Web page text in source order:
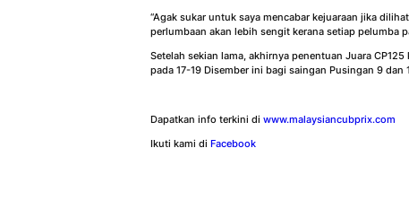
“Agak sukar untuk saya mencabar kejuaraan jika
perlumbaan akan lebih sengit kerana setiap pelumba
Setelah sekian lama, akhirnya penentuan Juara
pada 17-19 Disember ini bagi saingan Pusingan 9 dan
Dapatkan info terkini di www.malaysiancubprix.com
Ikuti kami di Facebook